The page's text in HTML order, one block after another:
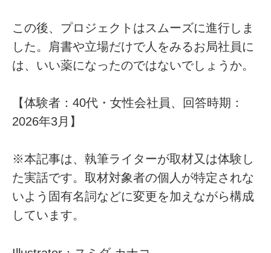
この後、プロジェクトはスムーズに進行しま
した。肩書や立場だけで人をみるお局社員に
は、いい薬になったのではないでしょうか。
【体験者：40代・女性会社員、回答時期：
2026年3月】
※本記事は、執筆ライターが取材又は体験し
た実話です。取材対象者の個人が特定されな
いよう固有名詞などに変更を加えながら構成
しています。